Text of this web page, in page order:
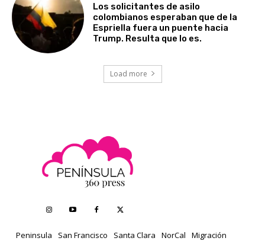
Los solicitantes de asilo
colombianos esperaban que de la
Espriella fuera un puente hacia
Trump. Resulta que lo es.
Load more
Peninsula San Francisco Santa Clara NorCal Migración